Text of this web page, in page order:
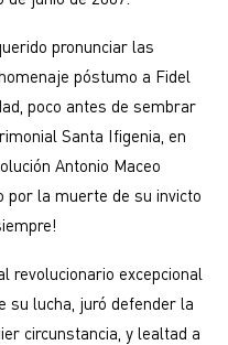
pronunciar las
póstumo a Fidel
poco antes de sembrar
Santa Ifigenia, en
Antonio Maceo
por la muerte de su invicto
revolucionario excepcional
su lucha, juró defender la
circunstancia, y lealtad a